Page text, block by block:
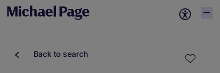
Back to search